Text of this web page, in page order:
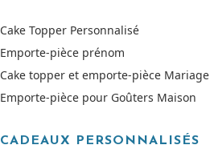
Cake Topper Personnalisé
Emporte-pièce prénom
Cake topper et emporte-pièce Mariage
Emporte-pièce pour Goûters Maison
CADEAUX PERSONNALISÉS